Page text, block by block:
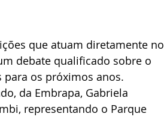
que atuam diretamente no
debate qualificado sobre o
para os próximos anos.
da Embrapa, Gabriela
representando o Parque